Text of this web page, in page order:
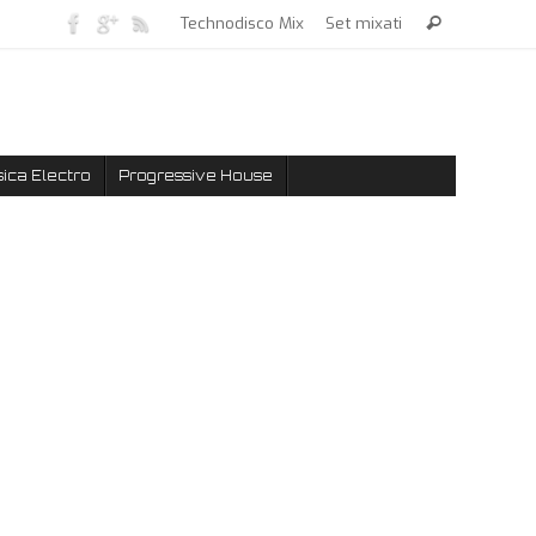
Technodisco Mix Set mixati
Electro Progressive House